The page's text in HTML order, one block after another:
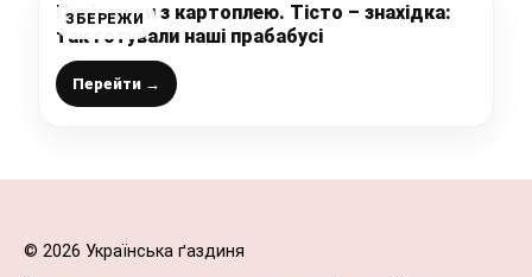
ЗБЕРЕЖИ
Пиріжечки з картоплею. Тісто – знахідка:
так готували наші прабабусі
Перейти →
© 2026 Українська ґаздиня